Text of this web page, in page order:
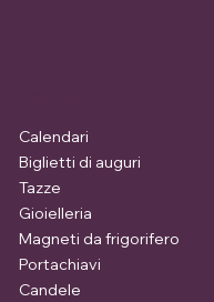
Calendari
Biglietti di auguri
Tazze
Gioielleria
Magneti da frigorifero
Portachiavi
Candele